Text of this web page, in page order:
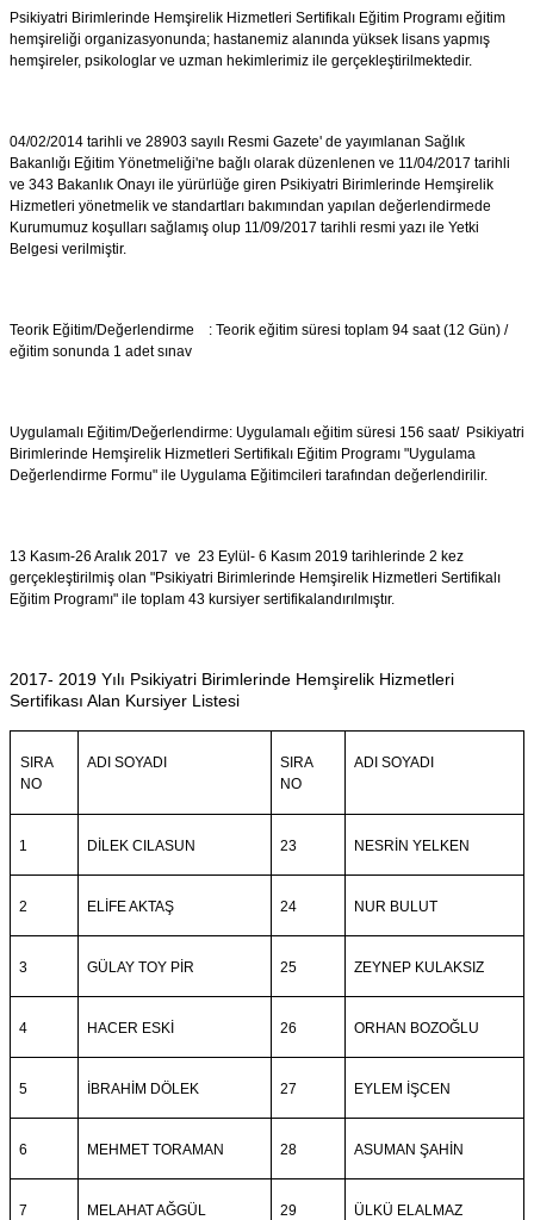
Psikiyatri Birimlerinde Hemşirelik Hizmetleri Sertifikalı Eğitim Programı eğitim
hemşireliği organizasyonunda; hastanemiz alanında yüksek lisans yapmış
hemşireler, psikologlar ve uzman hekimlerimiz ile gerçekleştirilmektedir.
04/02/2014 tarihli ve 28903 sayılı Resmi Gazete' de yayımlanan Sağlık
Bakanlığı Eğitim Yönetmeliği'ne bağlı olarak düzenlenen ve 11/04/2017 tarihli
ve 343 Bakanlık Onayı ile yürürlüğe giren Psikiyatri Birimlerinde Hemşirelik
Hizmetleri yönetmelik ve standartları bakımından yapılan değerlendirmede
Kurumumuz koşulları sağlamış olup 11/09/2017 tarihli resmi yazı ile Yetki
Belgesi verilmiştir.
Teorik Eğitim/Değerlendirme : Teorik eğitim süresi toplam 94 saat (12 Gün) /
eğitim sonunda 1 adet sınav
Uygulamalı Eğitim/Değerlendirme: Uygulamalı eğitim süresi 156 saat/ Psikiyatri
Birimlerinde Hemşirelik Hizmetleri Sertifikalı Eğitim Programı "Uygulama
Değerlendirme Formu" ile Uygulama Eğitimcileri tarafından değerlendirilir.
13 Kasım-26 Aralık 2017 ve 23 Eylül- 6 Kasım 2019 tarihlerinde 2 kez
gerçekleştirilmiş olan "Psikiyatri Birimlerinde Hemşirelik Hizmetleri Sertifikalı
Eğitim Programı" ile toplam 43 kursiyer sertifikalandırılmıştır.
2017- 2019 Yılı Psikiyatri Birimlerinde Hemşirelik Hizmetleri
Sertifikası Alan Kursiyer Listesi
SIRA
NO
ADI SOYADI
SIRA
NO
ADI SOYADI
1 DİLEK CILASUN 23 NESRİN YELKEN
2 ELİFE AKTAŞ 24 NUR BULUT
3 GÜLAY TOY PİR 25 ZEYNEP KULAKSIZ
4 HACER ESKİ 26 ORHAN BOZOĞLU
5 İBRAHİM DÖLEK 27 EYLEM İŞCEN
6 MEHMET TORAMAN 28 ASUMAN ŞAHİN
7 MELAHAT AĞGÜL 29 ÜLKÜ ELALMAZ